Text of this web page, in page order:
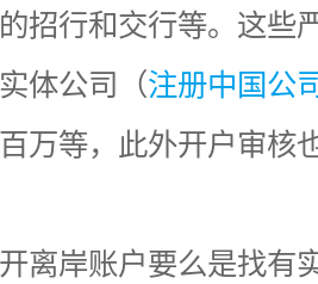
招行和交行等。这些
体公司（注册中国公
万等，此外开户审核
离岸账户要么是找有